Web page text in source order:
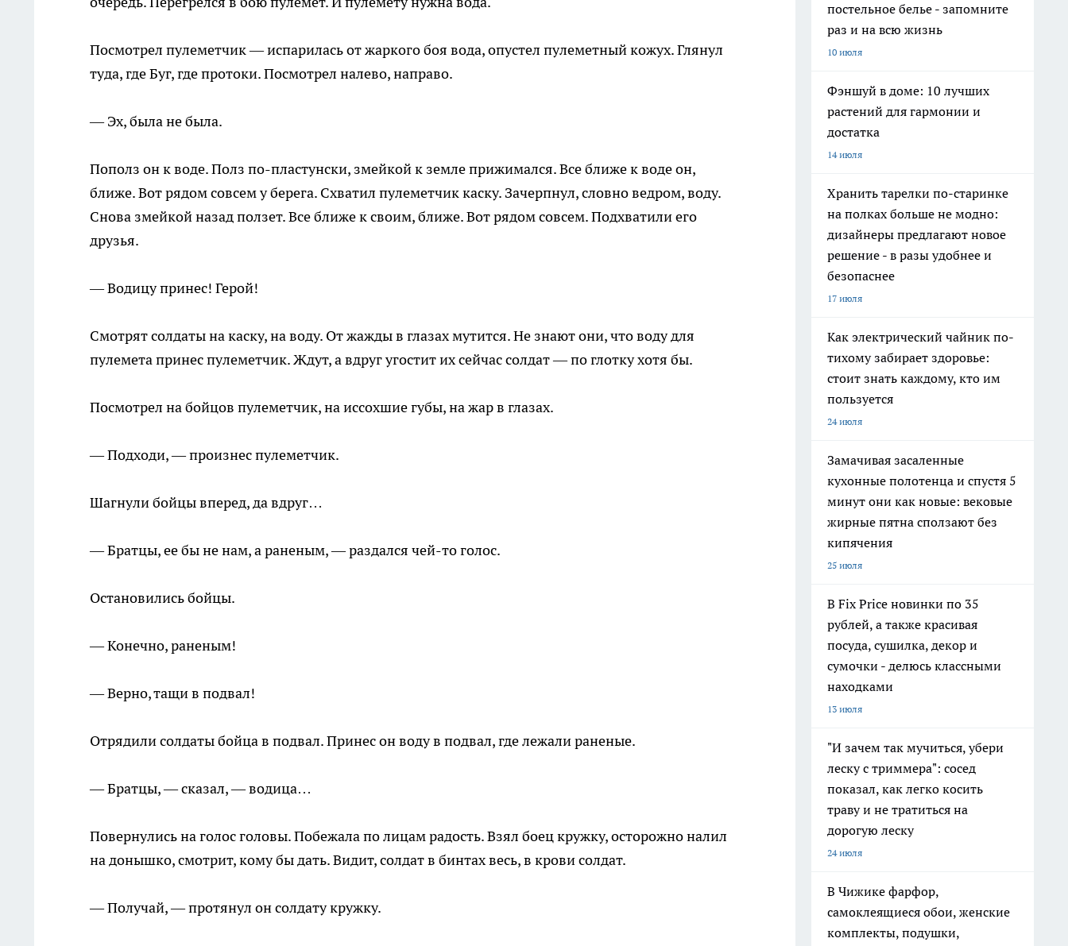
Посмотрел пулеметчик — испарилась от жаркого боя вода, опустел пулеметный кожух. Глянул
туда, где Буг, где протоки. Посмотрел налево, направо.
— Эх, была не была.
Пополз он к воде. Полз по-пластунски, змейкой к земле прижимался. Все ближе к воде он,
ближе. Вот рядом совсем у берега. Схватил пулеметчик каску. Зачерпнул, словно ведром, воду.
Снова змейкой назад ползет. Все ближе к своим, ближе. Вот рядом совсем. Подхватили его
друзья.
— Водицу принес! Герой!
Смотрят солдаты на каску, на воду. От жажды в глазах мутится. Не знают они, что воду для
пулемета принес пулеметчик. Ждут, а вдруг угостит их сейчас солдат — по глотку хотя бы.
Посмотрел на бойцов пулеметчик, на иссохшие губы, на жар в глазах.
— Подходи, — произнес пулеметчик.
Шагнули бойцы вперед, да вдруг…
— Братцы, ее бы не нам, а раненым, — раздался чей-то голос.
Остановились бойцы.
— Конечно, раненым!
— Верно, тащи в подвал!
Отрядили солдаты бойца в подвал. Принес он воду в подвал, где лежали раненые.
— Братцы, — сказал, — водица…
Повернулись на голос головы. Побежала по лицам радость. Взял боец кружку, осторожно налил
на донышко, смотрит, кому бы дать. Видит, солдат в бинтах весь, в крови солдат.
— Получай, — протянул он солдату кружку.
постельное белье - запомните
раз и на всю жизнь
10 июля
Фэншуй в доме: 10 лучших
растений для гармонии и
достатка
14 июля
Хранить тарелки по-старинке
на полках больше не модно:
дизайнеры предлагают новое
решение - в разы удобнее и
безопаснее
17 июля
Как электрический чайник по-
тихому забирает здоровье:
стоит знать каждому, кто им
пользуется
24 июля
Замачивая засаленные
кухонные полотенца и спустя 5
минут они как новые: вековые
жирные пятна сползают без
кипячения
25 июля
В Fix Price новинки по 35
рублей, а также красивая
посуда, сушилка, декор и
сумочки - делюсь классными
находками
13 июля
"И зачем так мучиться, убери
леску с триммера": сосед
показал, как легко косить
траву и не тратиться на
дорогую леску
24 июля
В Чижике фарфор,
самоклеящиеся обои, женские
комплекты, подушки,